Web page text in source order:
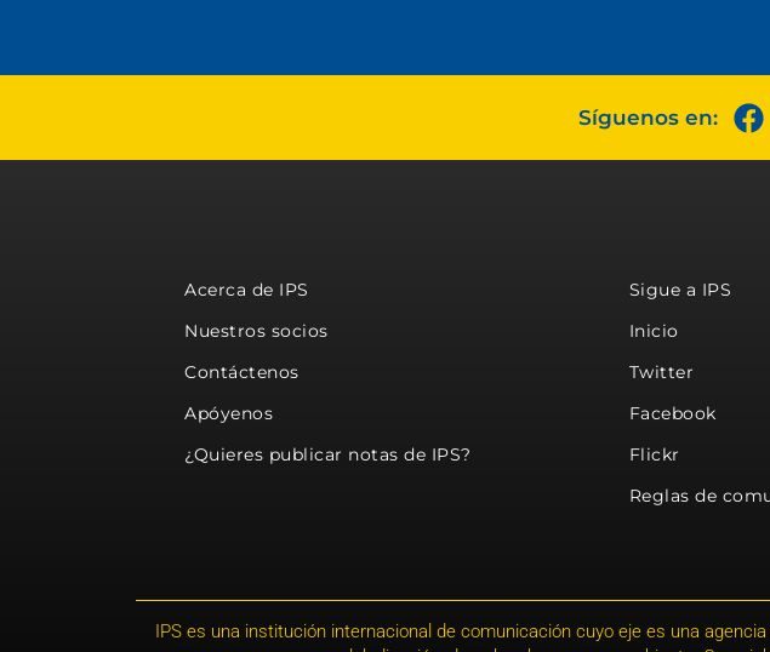
Síguenos en:
Acerca de IPS
Nuestros socios
Contáctenos
Apóyenos
¿Quieres publicar notas de IPS?
Sigue a IPS
Inicio
Twitter
Facebook
Flickr
Reglas de
IPS es una institución internacional de comunicación cuyo eje es una